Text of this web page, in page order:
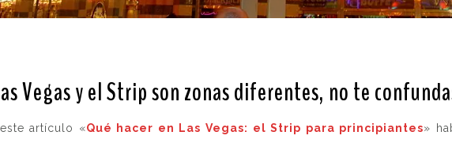
Vegas y el Strip son zonas diferentes, no te
artículo «Qué hacer en Las Vegas: el Strip para principiantes»